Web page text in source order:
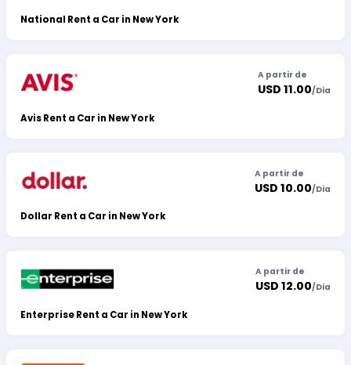
National Rent a Car in New York
Avis Rent a Car in New York
A partir de
USD 11.00/Dia
Dollar Rent a Car in New York
A partir de
USD 10.00/Dia
Enterprise Rent a Car in New York
A partir de
USD 12.00/Dia